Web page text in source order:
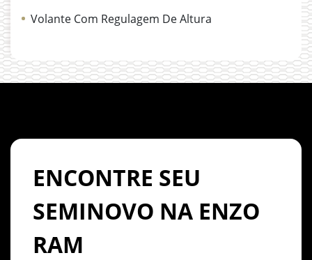
Volante Com Regulagem De Altura
ENCONTRE SEU
SEMINOVO NA ENZO
RAM